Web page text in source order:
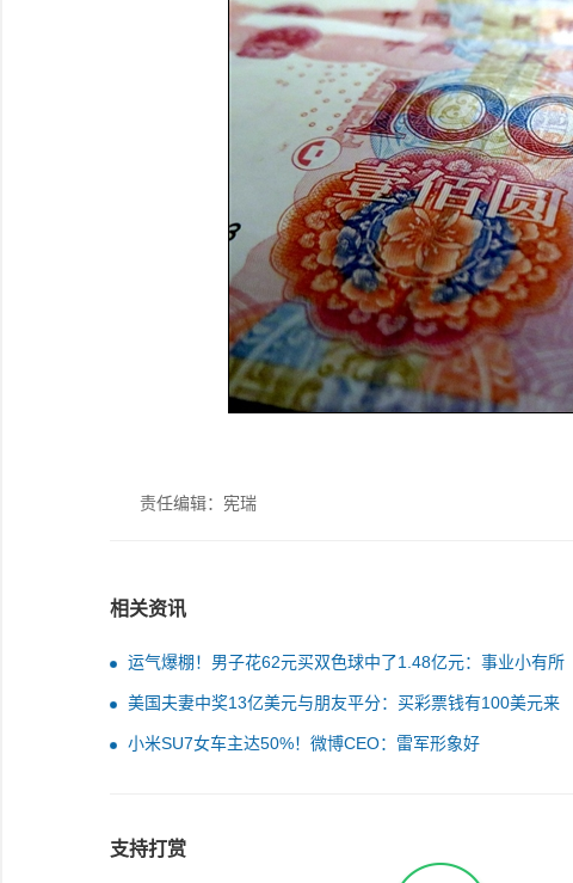
责任编辑：宪瑞
相关资讯
运气爆棚！男子花62元买双色球中了1.48亿元：事业小有所
成 短期内不动用奖金
美国夫妻中奖13亿美元与朋友平分：买彩票钱有100美元来
自老友
小米SU7女车主达50%！微博CEO：雷军形象好
支持打赏